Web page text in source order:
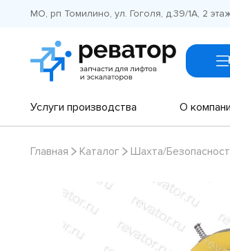
МО, рп Томилино, ул. Гоголя, д.39/1А, 2
Услуги производства О
Главная Каталог Шахта/